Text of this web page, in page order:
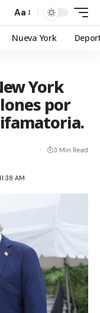
Aa
Nueva York
York
por
AM
3 Min Read